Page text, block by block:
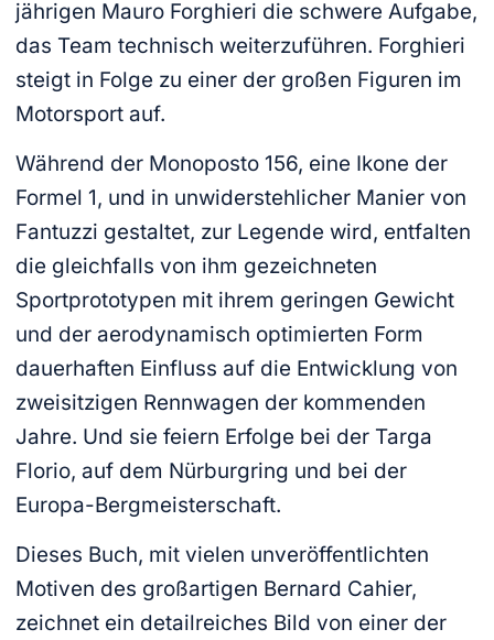
jährigen Mauro Forghieri die schwere Aufgabe,
das Team technisch weiterzuführen. Forghieri
steigt in Folge zu einer der großen Figuren im
Motorsport auf.
Während der Monoposto 156, eine Ikone der
Formel 1, und in unwiderstehlicher Manier von
Fantuzzi gestaltet, zur Legende wird, entfalten
die gleichfalls von ihm gezeichneten
Sportprototypen mit ihrem geringen Gewicht
und der aerodynamisch optimierten Form
dauerhaften Einfluss auf die Entwicklung von
zweisitzigen Renn­wagen der kommenden
Jahre. Und sie feiern Erfolge bei der Targa
Florio, auf dem Nürburgring und bei der
Europa-Bergmeisterschaft.
Dieses Buch, mit vielen unveröffentlichten
Motiven des großartigen Bernard Cahier,
zeichnet ein detailreiches Bild von einer der